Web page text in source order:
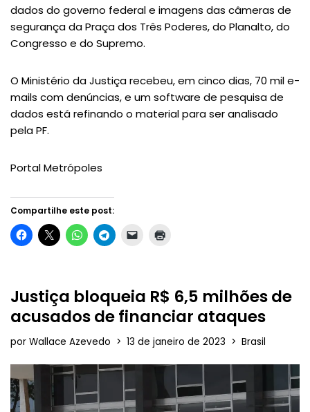
dados do governo federal e imagens das câmeras de
segurança da Praça dos Três Poderes, do Planalto, do
Congresso e do Supremo.
O Ministério da Justiça recebeu, em cinco dias, 70 mil e-
mails com denúncias, e um software de pesquisa de
dados está refinando o material para ser analisado
pela PF.
Portal Metrópoles
Compartilhe este post:
Justiça bloqueia R$ 6,5 milhões de
acusados de financiar ataques
por Wallace Azevedo 13 de janeiro de 2023 Brasil